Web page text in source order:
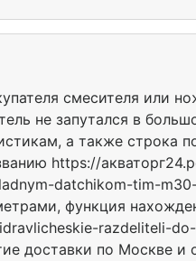
смесителя или
не запутался в
а также строка
https://
datchikom-tim-
функция
razdeliteli-
доставки по Москве и